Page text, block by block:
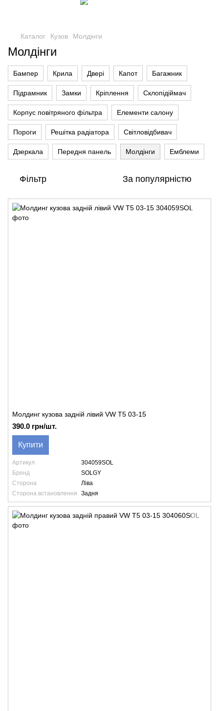
Каталог Кузов Молдінги
Молдінги
Бампер Крила Двері Капот Багажник
Підрамник Замки Кріплення Склопідіймач
Корпус повітряного фільтра Елементи салону
Пороги Решітка радіатора Світловідбивач
Дзеркала Передня панель Молдінги Емблеми
Фільтр За популярністю
Молдинг кузова задній лівий VW T5 03-15
390.0 грн/шт.
Купити
Артикул
304059SOL
Бренд
SOLGY
Сторона
Ліва
Сторона встановлення
Задня